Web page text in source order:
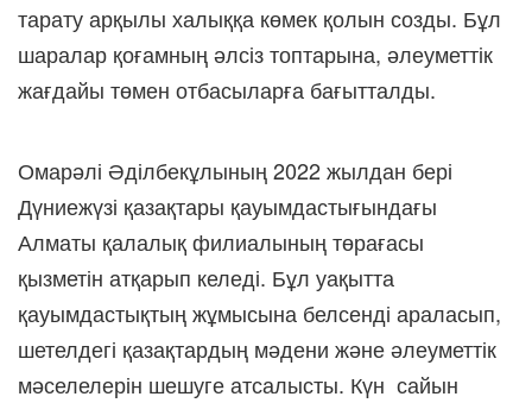
тарату арқылы халыққа көмек қолын созды. Бұл
шаралар қоғамның әлсіз топтарына, әлеуметтік
жағдайы төмен отбасыларға бағытталды.
Омарәлі Әділбекұлының 2022 жылдан бері
Дүниежүзі қазақтары қауымдастығындағы
Алматы қалалық филиалының төрағасы
қызметін атқарып келеді. Бұл уақытта
қауымдастықтың жұмысына белсенді араласып,
шетелдегі қазақтардың мәдени және әлеуметтік
мәселелерін шешуге атсалысты. Күн сайын